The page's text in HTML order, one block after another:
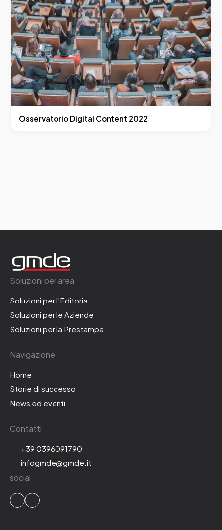
Osservatorio Digital Content 2022
Soluzioni per area
Soluzioni per l'Editoria
Soluzioni per le Aziende
Soluzioni per la Prestampa
Navigazione
Home
Storie di successo
News ed eventi
Contatti
+39 0396091790
infogmde@gmde.it
social